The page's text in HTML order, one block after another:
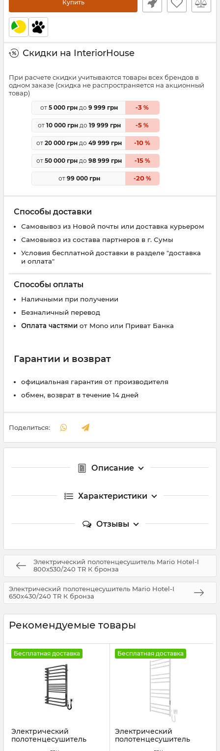
Купить
Скидки на InteriorHouse
При расчете скидки учитываются товары всех брендов в
одном заказе (скидка не распространяется на акционный
товар)
от 5 000 грн до 9 999 грн -3 %
от 10 000 грндо 19 999 грн -5 %
от 20 000 грн до 49 999 грн -10 %
от 50 000 грн до 98 999 грн -15%
от 99 000 грн -20%
Способы доставки
Самовывоз из Новой почты или доставка курьером
Самовывоз из состава партнеров в г. Сумы
Условия бесплатной доставки в разделе "доставка
и оплата"
Способы оплаты
Наличными при получении
Безналичный перевод
Оплата частями от Mono или Приват Банка
Гарантии и возврат
официальная гарантия от производителя
обмен, возврат в течение 14 дней
Поделиться:
Описание
Характеристики
Отзывы
Электрический полотенцесушитель Mario Hotel-I
800х530/240 TR К бронза
Электрический полотенцесушитель Mario Hotel-I
650х430/240 TR К бронза
Рекомендуемые товары
Бесплатная доставка
Электрический
полотенцесушитель
Бесплатная доставка
Электрический
полотенцесушитель